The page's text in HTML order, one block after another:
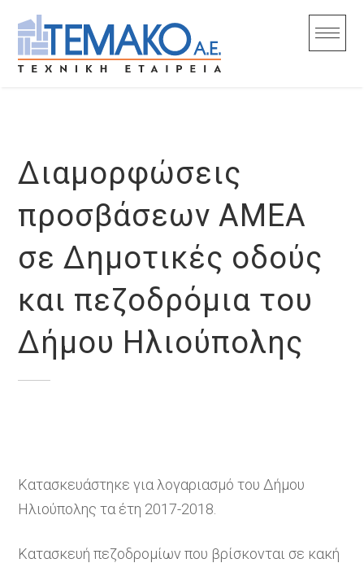
content
Διαμορφώσεις
προσβάσεων ΑΜΕΑ
σε Δημοτικές οδούς
και πεζοδρόμια του
Δήμου Ηλιούπολης
Κατασκευάστηκε για λογαριασμό του Δήμου
Ηλιούπολης τα έτη 2017-2018.
Κατασκευή πεζοδρομίων που βρίσκονται σε κακή